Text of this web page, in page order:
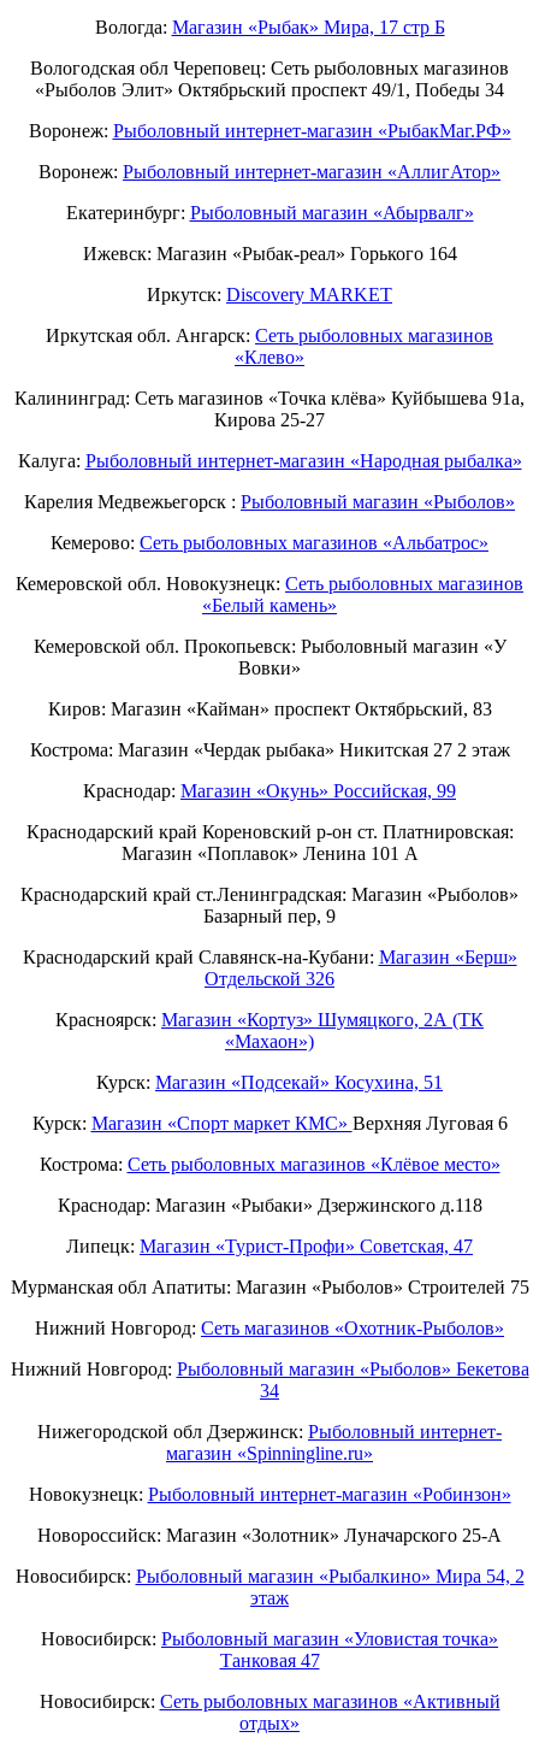
Вологда: Магазин «Рыбак» Мира, 17 стр Б
Вологодская обл Череповец: Сеть рыболовных магазинов
«Рыболов Элит» Октябрьский проспект 49/1, Победы 34
Воронеж: Рыболовный интернет-магазин «РыбакМаг.РФ»
Воронеж: Рыболовный интернет-магазин «АллигАтор»
Екатеринбург: Рыболовный магазин «Абырвалг»
Ижевск: Магазин «Рыбак-реал» Горького 164
Иркутск: Discovery MARKET
Иркутская обл. Ангарск: Сеть рыболовных магазинов
«Клево»
Калининград: Сеть магазинов «Точка клёва» Куйбышева 91а,
Кирова 25-27
Калуга: Рыболовный интернет-магазин «Народная рыбалка»
Карелия Медвежьегорск : Рыболовный магазин «Рыболов»
Кемерово: Сеть рыболовных магазинов «Альбатрос»
Кемеровской обл. Новокузнецк: Сеть рыболовных магазинов
«Белый камень»
Кемеровской обл. Прокопьевск: Рыболовный магазин «У
Вовки»
Киров: Магазин «Кайман» проспект Октябрьский, 83
Кострома: Магазин «Чердак рыбака» Никитская 27 2 этаж
Краснодар: Магазин «Окунь» Российская, 99
Краснодарский край Кореновский р-он ст. Платнировская:
Магазин «Поплавок» Ленина 101 А
Краснодарский край ст.Ленинградская: Магазин «Рыболов»
Базарный пер, 9
Краснодарский край Славянск-на-Кубани: Магазин «Берш»
Отдельской 326
Красноярск: Магазин «Кортуз» Шумяцкого, 2А (ТК
«Махаон»)
Курск: Магазин «Подсекай» Косухина, 51
Курск: Магазин «Спорт маркет КМС» Верхняя Луговая 6
Кострома: Сеть рыболовных магазинов «Клёвое место»
Краснодар: Магазин «Рыбаки» Дзержинского д.118
Липецк: Магазин «Турист-Профи» Советская, 47
Мурманская обл Апатиты: Магазин «Рыболов» Строителей 75
Нижний Новгород: Cеть магазинов «Охотник-Рыболов»
Нижний Новгород: Рыболовный магазин «Рыболов» Бекетова
34
Нижегородской обл Дзержинск: Рыболовный интернет-
магазин «Spinningline.ru»
Новокузнецк: Рыболовный интернет-магазин «Робинзон»
Новороссийск: Магазин «Золотник» Луначарского 25-А
Новосибирск: Рыболовный магазин «Рыбалкино» Мира 54, 2
этаж
Новосибирск: Рыболовный магазин «Уловистая точка»
Танковая 47
Новосибирск: Сеть рыболовных магазинов «Активный
отдых»